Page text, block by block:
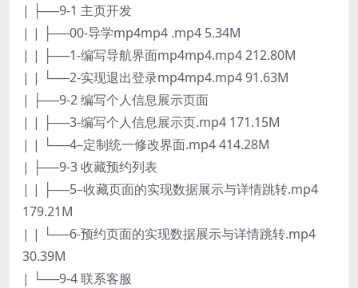
| ├──9-1 主页开发
| | ├──00-导学mp4mp4 .mp4 5.34M
| | ├──1-编写导航界面mp4mp4.mp4 212.80M
| | └──2-实现退出登录mp4mp4.mp4 91.63M
| ├──9-2 编写个人信息展示页面
| | ├──3-编写个人信息展示页.mp4 171.15M
| | └──4–定制统一修改界面.mp4 414.28M
| ├──9-3 收藏预约列表
| | ├──5–收藏页面的实现数据展示与详情跳转.mp4
179.21M
| | └──6-预约页面的实现数据展示与详情跳转.mp4
30.39M
| └──9-4 联系客服